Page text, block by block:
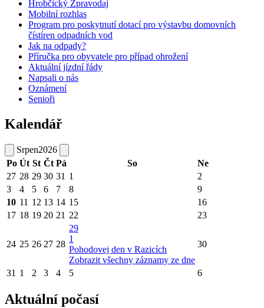
Hrobčický Zpravodaj
Mobilní rozhlas
Program pro poskytnutí dotací pro výstavbu domovních
čístíren odpadních vod
Jak na odpady?
Příručka pro obyvatele pro případ ohrožení
Aktuální jízdní řády
Napsali o nás
Oznámení
Senioři
Kalendář
Srpen2026
Po Út St Čt Pá So
Ne
27 28 29 30 31 1
2
3
4 5 6 7 8
9
10 11 12 13 14 15
16
17 18 19 20 21 22 23
24 25 26 27 28
29
1
Pohodovej den v Razicích
Zobrazit všechny záznamy ze dne
30
31 1 2 3 4 5 6
Aktuální počasí